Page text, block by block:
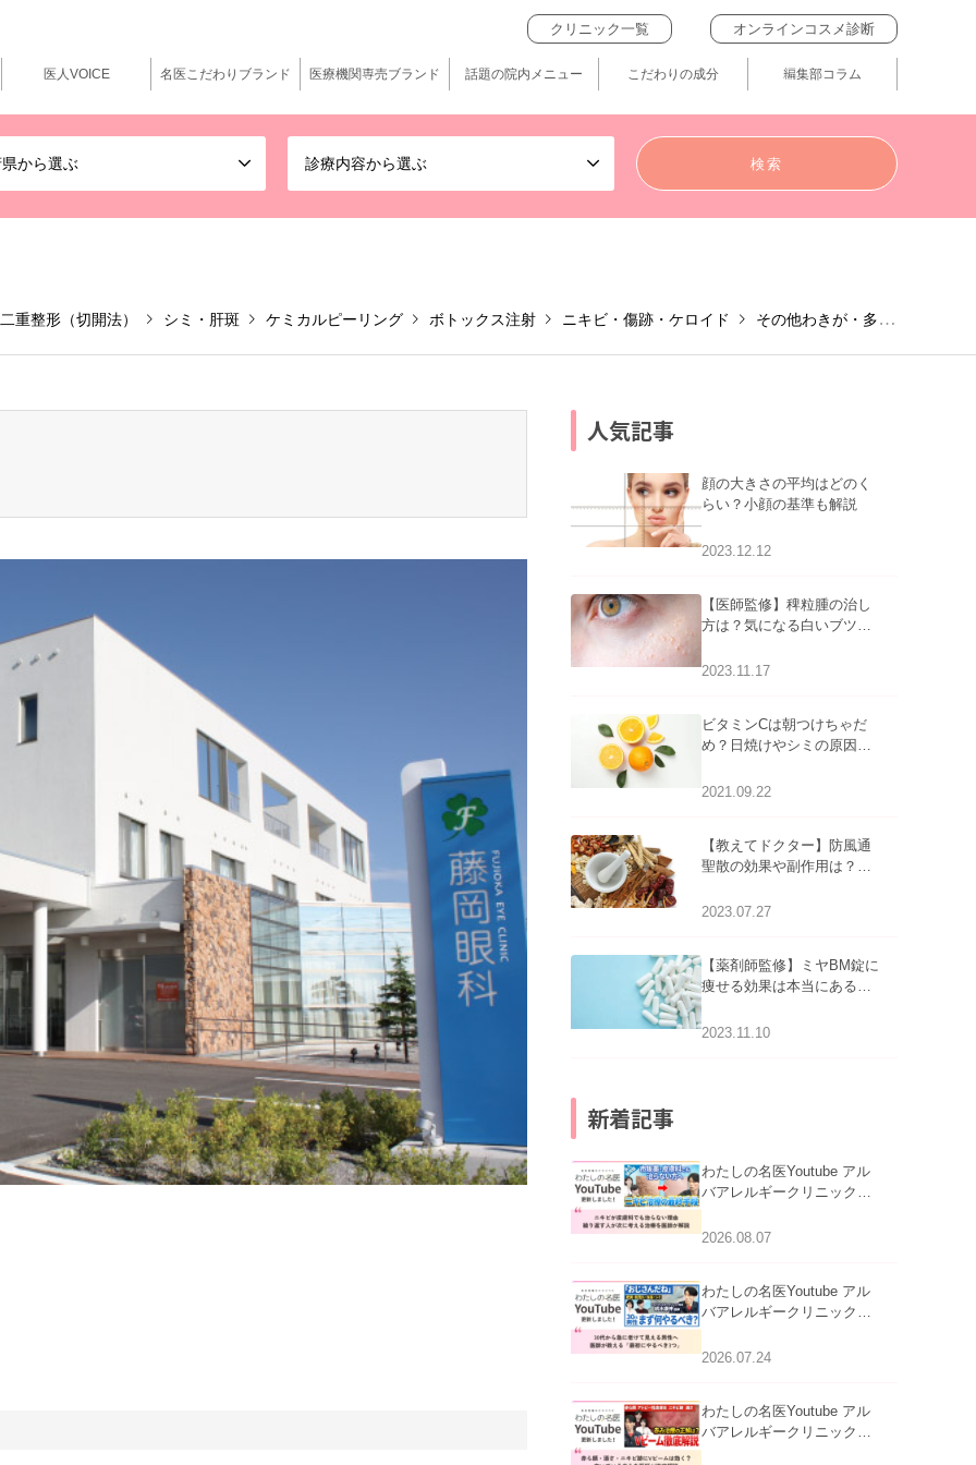
から選ぶ 診療内容から選ぶ
クリニック一覧 オンラインコスメ診断
医人VOICE 名医こだわりブランド 医療機関専売ブランド 話題の院内メニュー こだわりの成分 編集部コラム
二重整形（切開法） シミ・肝斑 ケミカルピーリング ボトックス注射 ニキビ・傷跡・ケロイド その他わきが・多汗症治療
人気記事
顔の大きさの平均はどのく
らい？小顔の基準も解説
2023.12.12
【医師監修】稗粒腫の治し
方は？気になる白いブツブ
アについて
2023.11.17
ビタミンCは朝つけちゃだ
め？日焼けやシミの原因に
2021.09.22
【教えてドクター】防風通
聖散の効果や副作用は？長
2023.07.27
【薬剤師監修】ミヤBM錠に
痩せる効果は本当にある
2023.11.10
新着記事
わたしの名医Youtube アル
バアレルギークリニック札
らない理由｜繰り返す人が
2026.08.07
わたしの名医Youtube アル
バアレルギークリニック札
える男性へ｜医師が教える
2026.07.24
わたしの名医Youtube アル
バアレルギークリニック札